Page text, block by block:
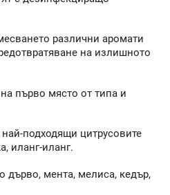
различни аромати
на излишното
първо място от типа и
подходящи цитрусовите
иланг-иланг.
дърво, мента, мелиса, кедър,